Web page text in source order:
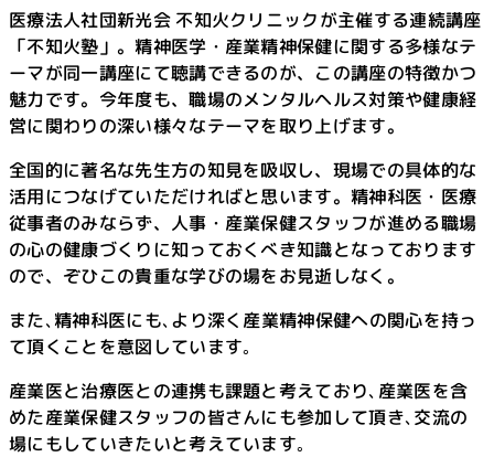
医療法人社団新光会 不知火クリニックが主催する連続講座
「不知火塾」。精神医学・産業精神保健に関する多様なテ
ーマが同一講座にて聴講できるのが、この講座の特徴かつ
魅力です。今年度も、職場のメンタルヘルス対策や健康経
営に関わりの深い様々なテーマを取り上げます。
全国的に著名な先生方の知見を吸収し、現場での具体的な
活用につなげていただければと思います。精神科医・医療
従事者のみならず、人事・産業保健スタッフが進める職場
の心の健康づくりに知っておくべき知識となっております
ので、ぞひこの貴重な学びの場をお見逝しなく。
また､精神科医にも､より深く産業精神保健への関心を持っ
て頂くことを意図しています｡
産業医と治療医との連携も課題と考えており､産業医を含
めた産業保健スタッフの皆さんにも参加して頂き､交流の
場にもしていきたいと考えています｡